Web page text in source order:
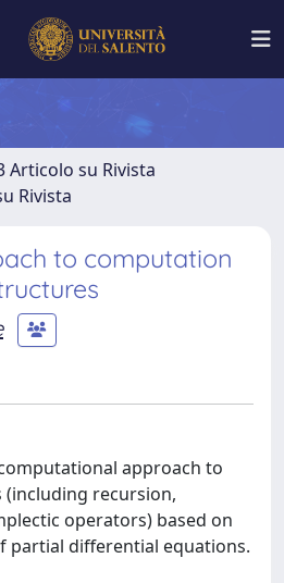
Articolo su Rivista
Rivista
to computation
approach to
recursion,
operators) based on
partial differential equations.